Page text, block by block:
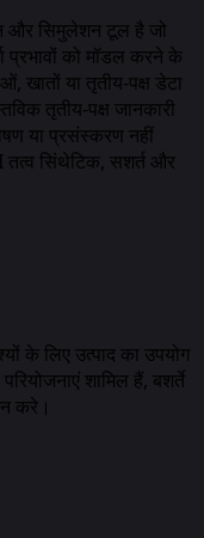
और सिमुलेशन टूल है जो
को मॉडल करने के
खातों या तृतीय-पक्ष डेटा
तृतीय-पक्ष जानकारी
या प्रसंस्करण नहीं
तत्व सिंथेटिक, सशर्त और
के लिए उत्पाद का उपयोग
शामिल हैं, बशर्ते
करे।